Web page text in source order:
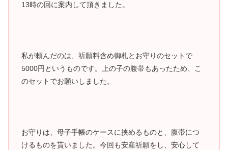
13時の回に案内して頂きました。
私が頼んだのは、祈願料含め御札とお守りのセットで
5000円というものです。上の子の腹帯もあったため、こ
のセットでお願いしました。
お守りは、母子手帳のケースに挟めるものと、腹帯につ
けるものを貰いました。今回も安産祈願をし、安心して